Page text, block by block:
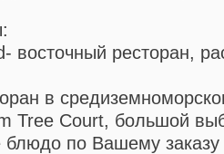
восточный ресторан,
в
Tree Court, большой
блюдо по Вашему заказу